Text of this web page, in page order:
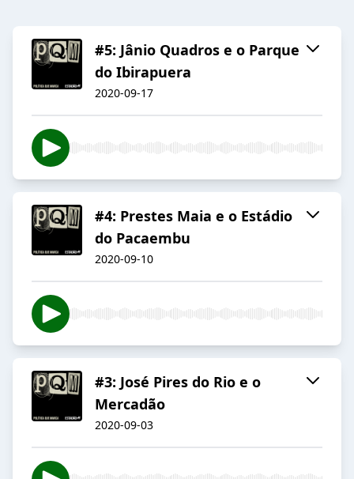
#5: Jânio Quadros e o Parque
do Ibirapuera
2020-09-17
#4: Prestes Maia e o Estádio
do Pacaembu
2020-09-10
#3: José Pires do Rio e o
Mercadão
2020-09-03